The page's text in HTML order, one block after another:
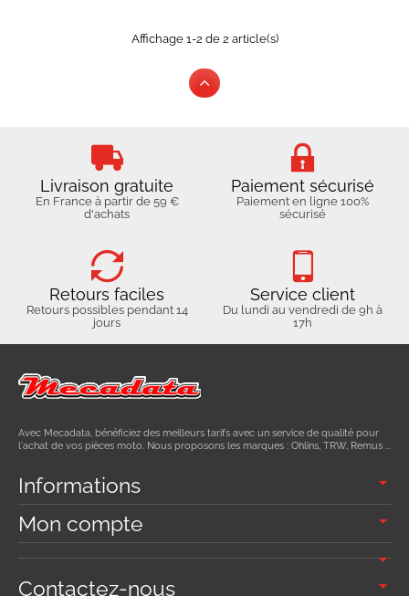
Affichage 1-2 de 2 article(s)
Livraison gratuite
En France à partir de 59 €
d'achats
Paiement sécurisé
Paiement en ligne 100%
sécurisé
Retours faciles
Retours possibles pendant 14
jours
Service client
Du lundi au vendredi de 9h à
17h
Avec Mecadata, bénéficiez des meilleurs tarifs avec un service de qualité pour
l'achat de vos pièces moto. Nous proposons les marques : Ohlins, TRW, Remus ...
Informations
Mon compte
Contactez-nous